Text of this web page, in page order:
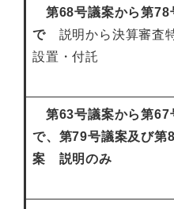
第68号議案から第78
で説明から決算審査
設置・付託
第63号議案から第67
で、第79号議案及び第
案 説明のみ